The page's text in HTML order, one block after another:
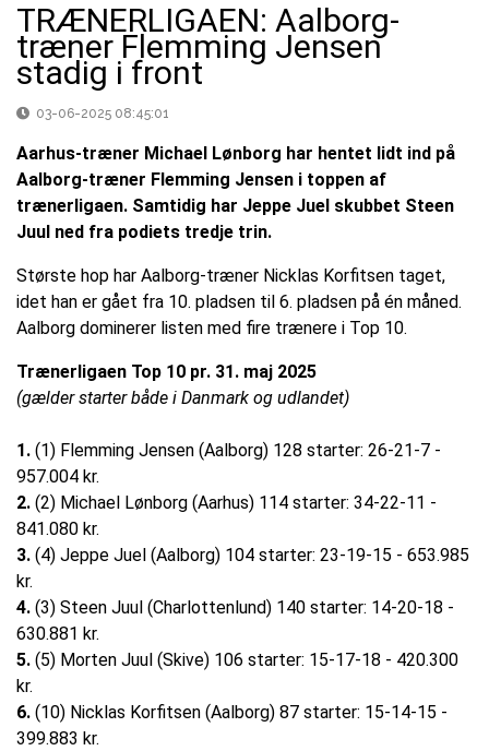
TRÆNERLIGAEN: Aalborg-
træner Flemming Jensen
stadig i front
03-06-2025 08:45:01
Aarhus-træner Michael Lønborg har hentet lidt ind på
Aalborg-træner Flemming Jensen i toppen af
trænerligaen. Samtidig har Jeppe Juel skubbet Steen
Juul ned fra podiets tredje trin.
Største hop har Aalborg-træner Nicklas Korfitsen taget,
idet han er gået fra 10. pladsen til 6. pladsen på én måned.
Aalborg dominerer listen med fire trænere i Top 10.
Trænerligaen Top 10 pr. 31. maj 2025
(gælder starter både i Danmark og udlandet)
1. (1) Flemming Jensen (Aalborg) 128 starter: 26-21-7 -
957.004 kr.
2. (2) Michael Lønborg (Aarhus) 114 starter: 34-22-11 -
841.080 kr.
3. (4) Jeppe Juel (Aalborg) 104 starter: 23-19-15 - 653.985
kr.
4. (3) Steen Juul (Charlottenlund) 140 starter: 14-20-18 -
630.881 kr.
5. (5) Morten Juul (Skive) 106 starter: 15-17-18 - 420.300
kr.
6. (10) Nicklas Korfitsen (Aalborg) 87 starter: 15-14-15 -
399.883 kr.